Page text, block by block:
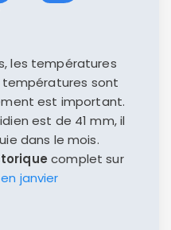
les températures
températures sont
est important.
est de 41 mm, il
dans le mois.
complet sur
janvier
par mail
Politique de